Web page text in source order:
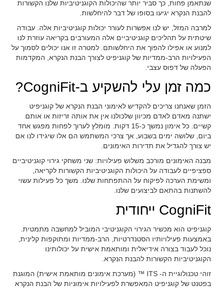
שנתאמן פחות, כך סביר יותר שהיכולות הקוגניטיביות שלנו הקשורות
להבנת הנקרא יגיעו בסופו של דבר להיחלשות.
למרבה המזל, יש לנו אפשרות לעורר יכולות קוגניטיביות אלה. עבודה
שיטתית על תהליכים קוגניטיביים אלה המעורבים בקריאה עוזרת לנו
למנוע או אפילו להפוך את היחלשותם. למטרה זו אנו יכולים לסמוך על
הפעילויות הרב-ממדיות של קוגניפיט לצורך הבנת הנקרא, המקדמות
הפעלה של דפוס עצבי.
כמה זמן עלי להשקיע ב-CogniFit?
הזמן שאנחנו צריכים להקדיש לאימוני הבנת הנקרא של קוגניפיט
ישתנה מאדם לאדם מכיוון שלכולנו אין את אותה זריזות או אותם
קשיים. כל אימון נמשך כ-15 דקות. מומלץ לערוך לפחות מפגש אחד
ביום, שלושה ימים בשבוע, אך צרכי המשתמש הם אלו שיגידו לנו אם
יש צורך להגדיל את תדירות האימונים.
מבנה האימונים מורכב משלוש פעילויות: שני משחקי גירוי קוגניטיביים
ספציפיים לעבודה על היכולות הקוגניטיביות הקשורות לקריאה,
ומשימת הערכה לפיקוח על ההתפתחות שלנו. משך כל פעילות עשוי
להשתנות בהתאם לביצועים שלנו.
CogniFit ייחודית
קוגניפיט הוא מכשיר הגירוי הקוגניטיבי המוביל למחשבה מתמטית.
באמצעות פעילויותיו הסטנדרטיות, הרב-ממדיות ומתוקפות קלינית,
נוכל לעבוד בצורה אידיאלית ומותאמת אישית על יכולותינו
הקוגניטיביות הקשורות להבנת הנקרא.
זוהי טכנולוגיית ה- ITS ™ (מערכת אימונים מותאמת אישית) המוגנת
בפטנט של קוגניפיט המאפשרת לפעילויות אימוניות של הבנת הנקרא